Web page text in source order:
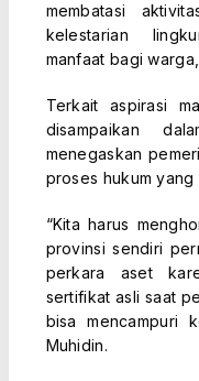
membatasi
kelestarian
manfaat bagi
Terkait aspirasi
disampaikan
menegaskan
proses hukum
“Kita harus
provinsi sendiri
perkara aset
sertifikat asli saat
bisa mencampuri
Muhidin.